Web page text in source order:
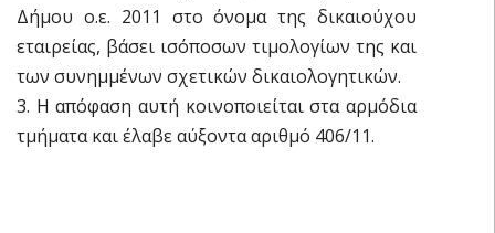
Δήμου ο.ε. 2011 στο όνομα της δικαιούχου
εταιρείας, βάσει ισόποσων τιμολογίων της και
των συνημμένων σχετικών δικαιολογητικών.
3. Η απόφαση αυτή κοινοποιείται στα αρμόδια
τμήματα και έλαβε αύξοντα αριθμό 406/11.